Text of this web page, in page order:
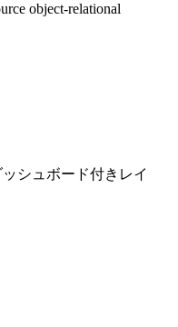
object-relational
ッシュボード付きレイ